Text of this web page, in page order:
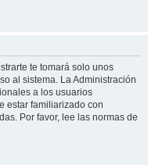
te tomará solo unos
al sistema. La Administración
a los usuarios
estar familiarizado con
Por favor, lee las normas de